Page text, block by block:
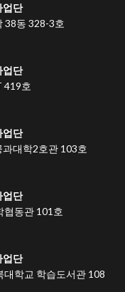
업단
38동 328-3호
업단
419호
업단
대학2호관 103호
업단
협동관 101호
업단
대학교 학습도서관 108